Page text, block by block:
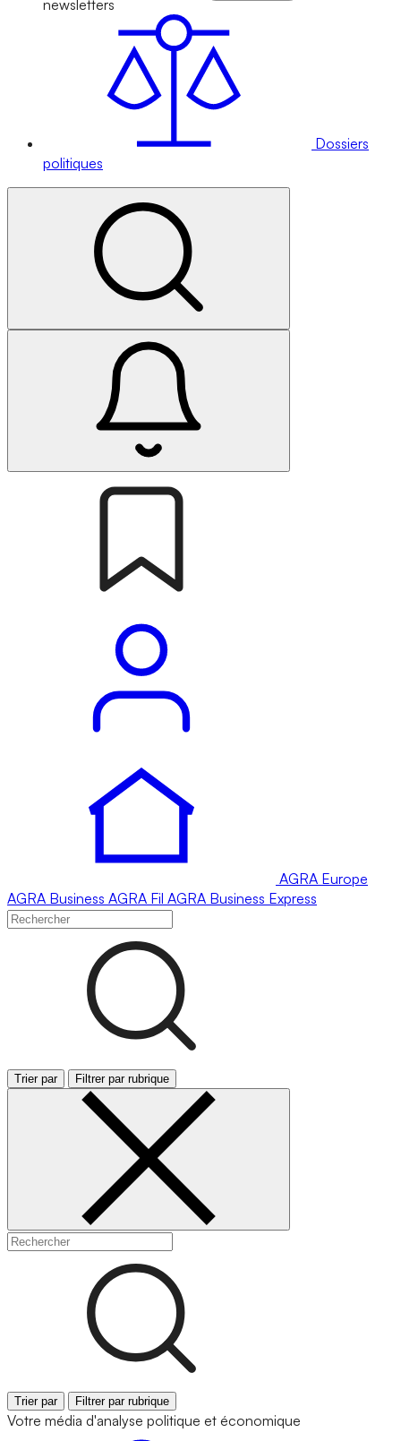
newsletters
Dossiers
politiques
AGRA Europe
AGRA Business AGRA Fil AGRA Business Express
Trier par Filtrer par rubrique
Trier par Filtrer par rubrique
Votre média d'analyse politique et économique